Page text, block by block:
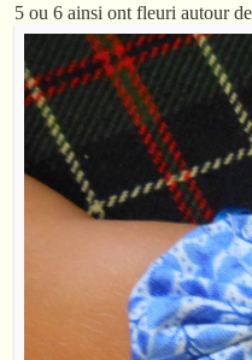
5 ou 6 ainsi ont fleuri autour